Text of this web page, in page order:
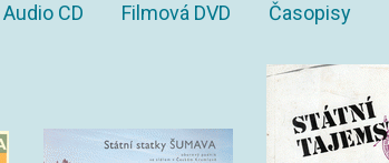
Audio CD Filmová DVD Časopisy